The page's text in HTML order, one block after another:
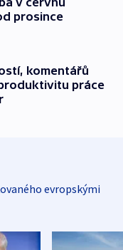
prosince
komentářů
práce
evropskými